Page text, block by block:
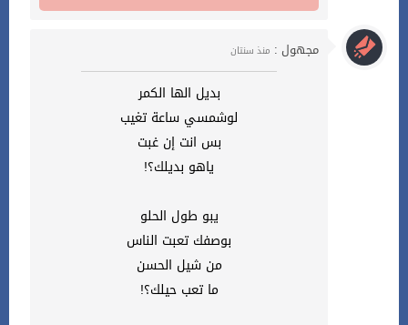
مجهول : منذ سنتان
بديل الها الكمر
لوشمسي ساعة تغيب
بس انت إن غبت
ياهو بديلك؟!
يبو طول الحلو
بوصفك تعبت الناس
من شيل الحسن
ما تعب حيلك؟!